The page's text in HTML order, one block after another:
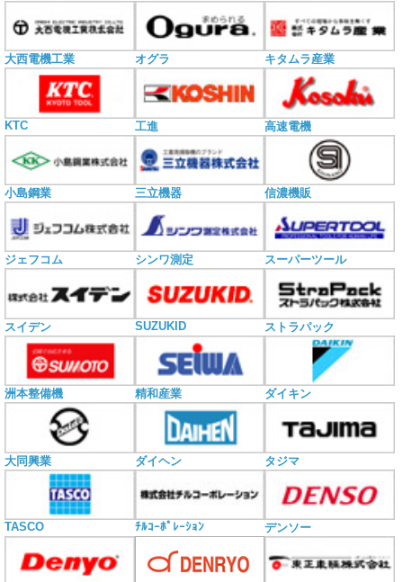
大西電機工業 オグラ キタムラ産業
KTC 工進 高速電機
小島鋼業 三立機器 信濃機販
ジェフコム シンワ測定 スーパーツール
スイデン SUZUKID ストラパック
洲本整備機 精和産業 ダイキン
大同興業 ダイヘン タジマ
TASCO ﾁﾙｺｰﾎﾟﾚｰｼｮﾝ デンソー